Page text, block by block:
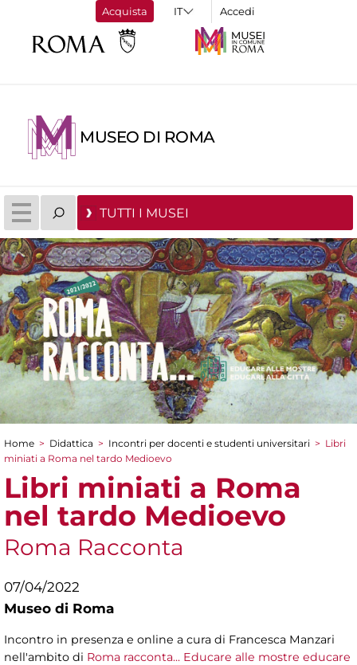
Acquista Accedi
MUSEO DI ROMA
TUTTI I MUSEI
Tu sei qui
Home > Didattica > Incontri per docenti e studenti universitari > Libri
miniati a Roma nel tardo Medioevo
Libri miniati a Roma
nel tardo Medioevo
Roma Racconta
07/04/2022
Museo di Roma
Incontro in presenza e online a cura di Francesca Manzari
nell'ambito di Roma racconta... Educare alle mostre educare